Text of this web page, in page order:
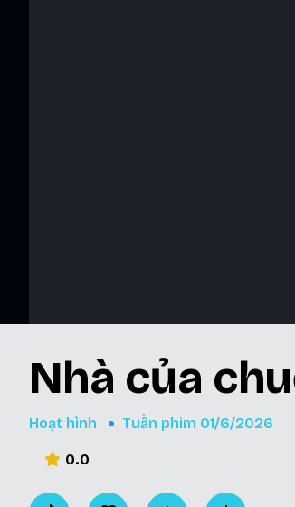
Nhà của
Hoạt hình Tuần phim 01/6/2026
0.0